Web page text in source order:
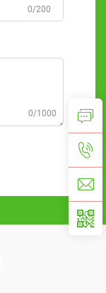
0/200
0/1000